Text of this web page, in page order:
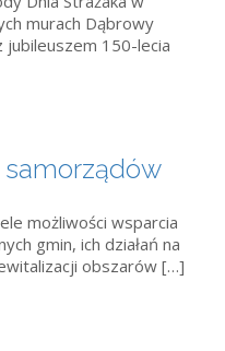
murach Dąbrowy
jubileuszem 150-lecia
możliwości wsparcia
gmin, ich działań na
obszarów […]